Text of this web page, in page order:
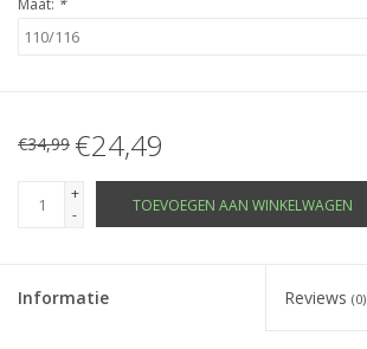
Maat: *
€34,99 €24,49
+
-
TOEVOEGEN AAN WINKELWAGEN
Informatie Reviews (0)